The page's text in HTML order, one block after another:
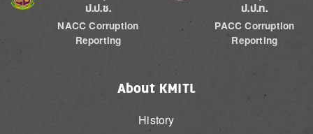
ป.ป.ช.
NACC Corruption
Reporting
ป.ป.ท.
PACC Corruption
Reporting
About KMITL
History